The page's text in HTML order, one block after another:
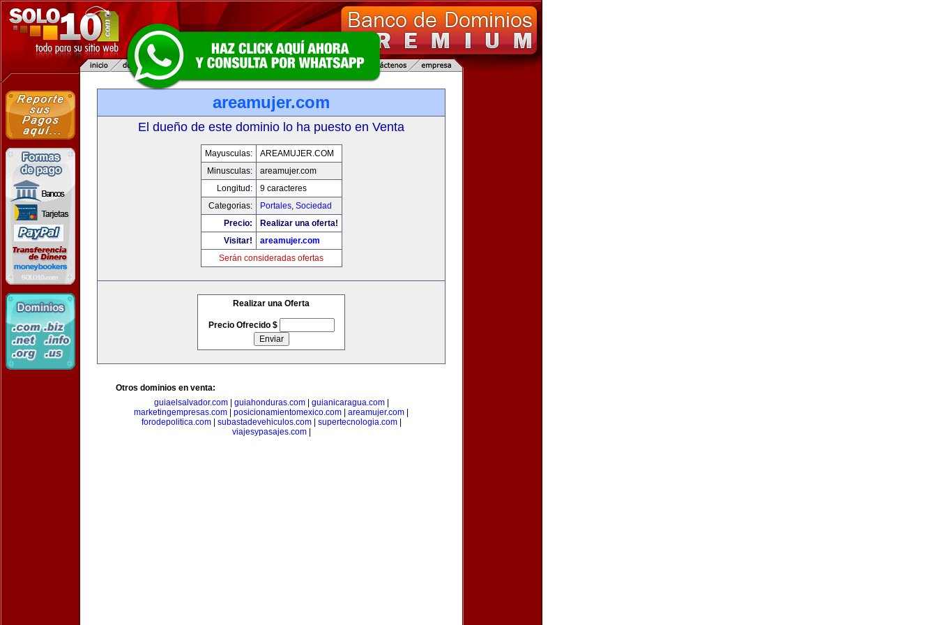
areamujer.com
El dueño de este dominio lo ha puesto en Venta
Mayusculas:
AREAMUJER.COM
Minusculas:
areamujer.com
Longitud:
9 caracteres
Categorias:
Portales, Sociedad
Precio:
Realizar una oferta!
Visitar!
areamujer.com
Serán consideradas ofertas
Realizar una Oferta
Precio Ofrecido $
Otros dominios en venta:
guiaelsalvador.com| guiahonduras.com| guianicaragua.com|
marketingempresas.com
posicionamientomexico.com areamujer.com
forodepolitica.com| subastadevehiculos.com| supertecnologia.com|
viajesypasajes.com|